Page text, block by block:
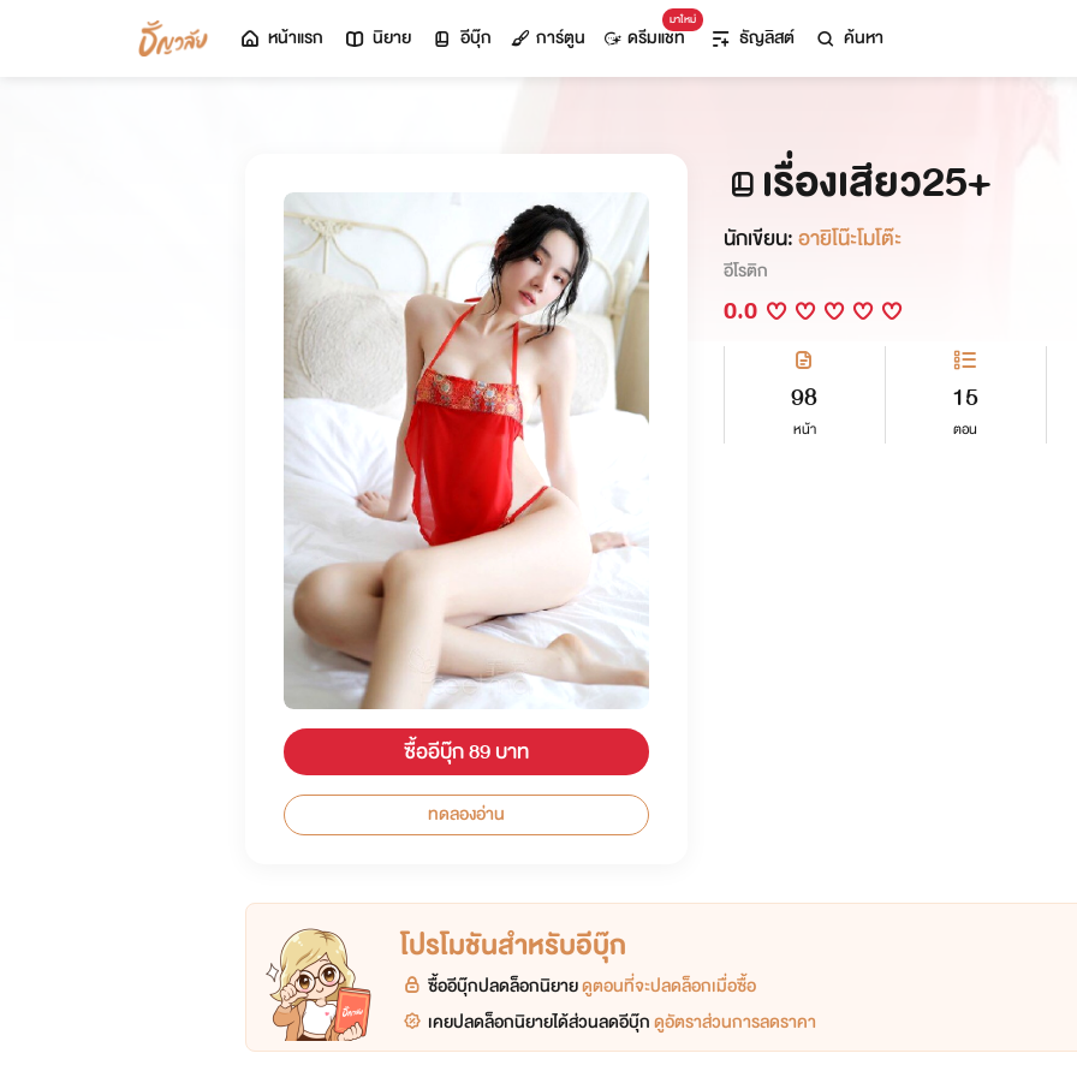
หน้าแรก นิยาย อีบุ๊ก การ์ตูน
มาใหม่
ดรีมแชท ธัญลิสต์ ค้นหา
ซื้ออีบุ๊ก 89 บาท
ทดลองอ่าน
เรื่องเสียว25+
นักเขียน:อายิโน๊ะโมโต๊ะ
อีโรติก
0.0
98
หน้า
15
ตอน
โปรโมชันสำหรับอีบุ๊ก
ซื้ออีบุ๊กปลดล็อกนิยายดูตอนที่จะปลดล็อกเมื่อซื้อ
เคยปลดล็อกนิยายได้ส่วนลดอีบุ๊กดูอัตราส่วนการลดราคา